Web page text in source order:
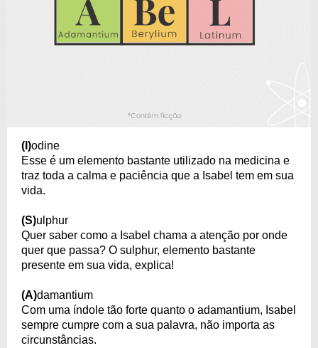
(I)odine
Esse é um elemento bastante utilizado na medicina e
traz toda a calma e paciência que a Isabel tem em sua
vida.
(S)ulphur
Quer saber como a Isabel chama a atenção por onde
quer que passa? O sulphur, elemento bastante
presente em sua vida, explica!
(A)damantium
Com uma índole tão forte quanto o adamantium, Isabel
sempre cumpre com a sua palavra, não importa as
circunstâncias.